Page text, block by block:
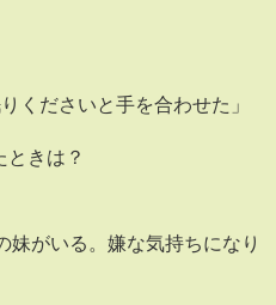
くださいと手を合わせた」
きは？
妹がいる。嫌な気持ちになり